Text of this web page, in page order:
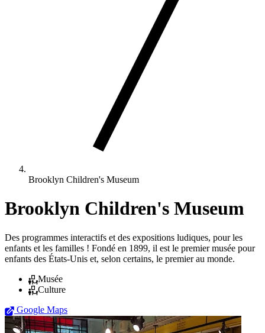
Brooklyn Children's Museum
Brooklyn Children's Museum
Des programmes interactifs et des expositions ludiques, pour les
enfants et les familles ! Fondé en 1899, il est le premier musée pour
enfants des États-Unis et, selon certains, le premier au monde.
Musée
Culture
Google Maps